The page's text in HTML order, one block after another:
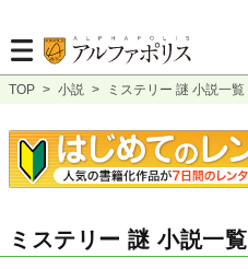
TOP > 小説 > ミステリー 謎 小説一覧
ミステリー 謎 小説一覧